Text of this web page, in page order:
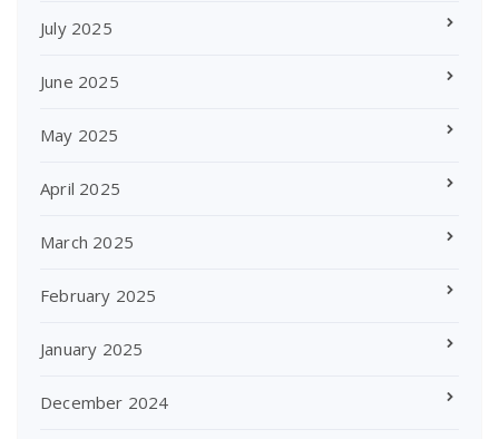
July 2025
June 2025
May 2025
April 2025
March 2025
February 2025
January 2025
December 2024